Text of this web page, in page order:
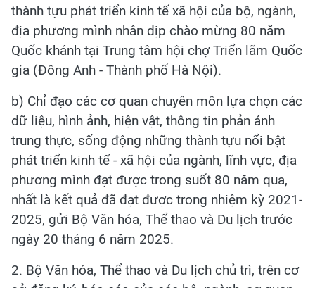
thành tựu phát triển kinh tế xã hội của bộ, ngành,
địa phương mình nhân dịp chào mừng 80 năm
Quốc khánh tại Trung tâm hội chợ Triển lãm Quốc
gia (Đông Anh - Thành phố Hà Nội).
b) Chỉ đạo các cơ quan chuyên môn lựa chọn các
dữ liệu, hình ảnh, hiện vật, thông tin phản ánh
trung thực, sống động những thành tựu nổi bật
phát triển kinh tế - xã hội của ngành, lĩnh vực, địa
phương mình đạt được trong suốt 80 năm qua,
nhất là kết quả đã đạt được trong nhiệm kỳ 2021-
2025, gửi Bộ Văn hóa, Thể thao và Du lịch trước
ngày 20 tháng 6 năm 2025.
2. Bộ Văn hóa, Thể thao và Du lịch chủ trì, trên cơ